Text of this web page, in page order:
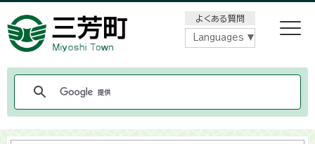
よくある質問
Languages